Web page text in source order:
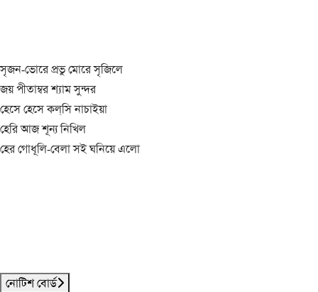
সৃজন-ভোরে প্রভু মোরে সৃজিলে
জয় পীতাম্বর শ্যাম সুন্দর
হেসে হেসে কল্‌সি নাচাইয়া
হেরি আজ শূন্য নিখিল
হের গোধূলি-বেলা সই ঘনিয়ে এলো
নোটিশ বোর্ড